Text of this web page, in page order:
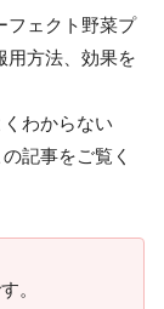
フェクト野菜プ
用方法、効果を
わからない
記事をご覧く
。